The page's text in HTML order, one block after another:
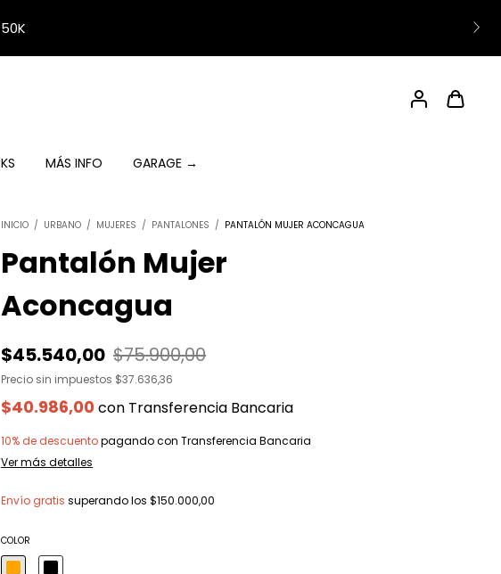
MÁS INFO GARAGE →
INICIO / URBANO / MUJERES / PANTALONES / PANTALÓN MUJER ACONCAGUA
Pantalón Mujer
Aconcagua
$45.540,00 $75.900,00
Precio sin impuestos $37.636,36
$40.986,00con Transferencia Bancaria
10% de descuentopagando con Transferencia Bancaria
Ver más detalles
Envío gratis superando los$150.000,00
COLOR